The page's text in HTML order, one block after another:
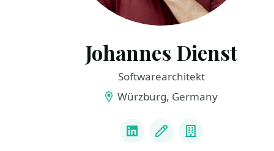
Johannes Dienst
Softwarearchitekt
Würzburg, Germany
LinkedInBlog Company